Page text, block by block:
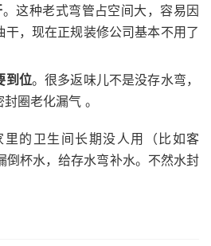
。这种老式弯管占空间大，容易因
干，现在正规装修公司基本不用了
到位。很多返味儿不是没存水弯，
圈老化漏气 。
的卫生间长期没人用（比如客
倒杯水，给存水弯补水。不然水封